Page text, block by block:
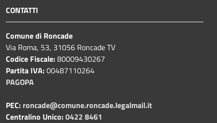
CONTATTI
Comune di Roncade
Via Roma, 53, 31056 Roncade TV
Codice Fiscale:80009430267
Partita IVA:00487110264
PAGOPA
PEC: roncade@comune.roncade.legalmail.it
Centralino Unico:0422 8461